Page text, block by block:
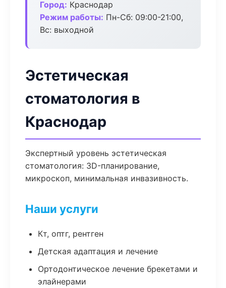
Город: Краснодар
Режим работы: Пн-Сб: 09:00-21:00,
Вс: выходной
Эстетическая
стоматология в
Краснодар
Экспертный уровень эстетическая
стоматология: 3D-планирование,
микроскоп, минимальная инвазивность.
Наши услуги
Кт, оптг, рентген
Детская адаптация и лечение
Ортодонтическое лечение брекетами и
элайнерами